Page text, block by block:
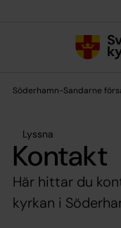
Söderhamn-Sandarne
Lyssna
Kontakt
Här hittar du
kyrkan i